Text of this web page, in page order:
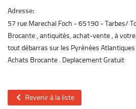
Adresse:
57 rue Marechal Foch 65190
Tarbes/
Brocante , antiquités, achat-vente , à
tout débarras sur les Pyrénées
Achats Brocante . Deplacement Gratuit
Revenir à la liste